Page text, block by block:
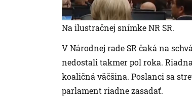
Na ilustračnej snímke NR SR.
V Národnej rade SR čaká na
nedostali takmer pol roka.
koaličná väčšina. Poslanci sa
parlament riadne zasadať.